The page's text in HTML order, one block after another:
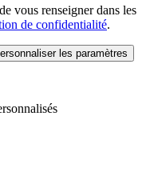
vous renseigner dans les
de confidentialité.
les paramètres